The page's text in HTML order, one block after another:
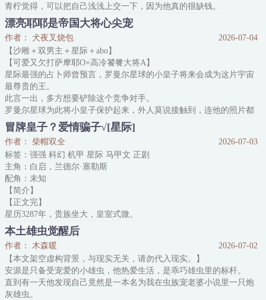
青柠觉得，可以把自己浅浅上交一下，因为他真的很缺钱。
可是等他翻开手册第二页--
【研究院在此承诺，将通过一切科学手段，辅助濒危植物繁衍。包括
但不限于对植物进行切片、泡水、风干等研究。】
青柠瞳孔剧震，合上手册。他觉得，一点都不可以!!
于是青柠隐
漂亮耶耶是帝国大将心尖宠
作者： 犬夜叉烧包
2026-07-04
【沙雕＋双男主＋星际＋abo】
【可爱又欠打萨摩耶O×高冷饕餮大将A】
星际最强的占卜师曾预言，罗曼尔星球的小皇子将来会成为这片宇宙
最尊贵的王。
此言一出，多方想要铲除这个竞争对手。
罗曼尔星球为此将小皇子保护起来，外人莫说接触到，连他的照片都
见不到。
小皇子成为星际最大的谜团，所有人都在猜他究竟继承了皇帝的黑龙
血统，还是皇后的人鱼血统。
谁都没想到他是一只圆成球的萨摩耶，大名龙天傲，小名白耶耶。
二十年过去，他身上也不见得有一统星际的王霸之气，只有一身作死
的王八之气。
钻狗洞逃出星球后，
冒牌皇子？爱情骗子√[星际]
作者： 柴帽双全
2026-07-03
标签：强强 科幻 机甲 星际 马甲文 正剧
主角：白启，兰德尔·塞勒斯
配角：未知
【简介】
【正文完】
星历3287年，贵族坐大，皇室式微。
皇室血脉断绝二十余年后，一名年轻的偷渡客突然被检测出拥有皇室
血脉。
从出身底层的平民一跃成为尊贵的皇室成员，即便是个精神力低到没
法驾驭机甲，注定没有实权的傀儡，也是足够叫人艳羡的好运气。
唯有偷渡客本人不这么想。
白启：归功于运气也太看不起人了，这分明全靠我的努力。
要知道，他为了伪造这个身份，可花了不少功夫呢。
本土雄虫觉醒后
作者： 木森暖
2026-07-02
【本文架空虚构背景，与现实无关，请勿代入现实。】
安源是只备受宠爱的小雄虫，他热爱生活，是乖巧雄虫里的标杆。
直到有一天他发现自己竟然是一本名为我在虫族宠老婆小说里一只炮
灰雄虫。